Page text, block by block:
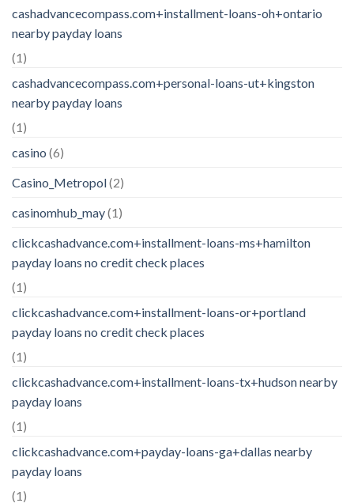
cashadvancecompass.com+installment-loans-oh+ontario
nearby payday loans
(1)
cashadvancecompass.com+personal-loans-ut+kingston
nearby payday loans
(1)
casino (6)
Casino_Metropol(2)
casinomhub_may(1)
clickcashadvance.com+installment-loans-ms+hamilton
payday loans no credit check places
(1)
clickcashadvance.com+installment-loans-or+portland
payday loans no credit check places
(1)
clickcashadvance.com+installment-loans-tx+hudson nearby
payday loans
(1)
clickcashadvance.com+payday-loans-ga+dallas nearby
payday loans
(1)